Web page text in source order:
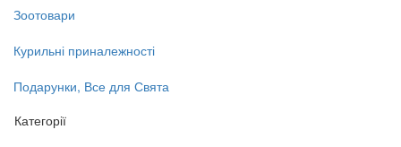
Зоотовари
Курильні приналежності
Подарунки, Все для Свята
Категорії